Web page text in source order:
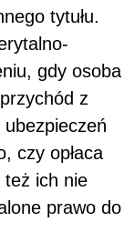
tytułu.
gdy osoba
z
ubezpieczeń
czy opłaca
też ich nie
prawo do